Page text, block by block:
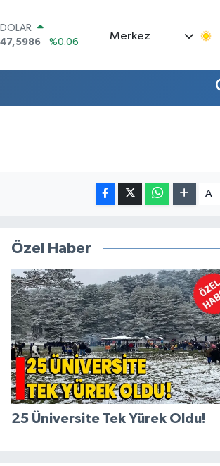
DOLAR
47,5986
%0.06
55,0700
%0.1
Merkez
A-
Özel Haber
25 Üniversite Tek Yürek Oldu!